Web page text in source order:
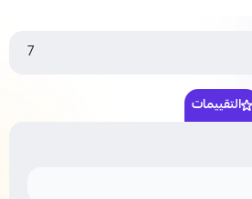
7
التقييمات